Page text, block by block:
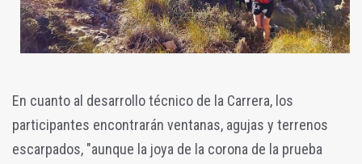
En cuanto al desarrollo técnico de la Carrera, los
participantes encontrarán ventanas, agujas y terrenos
escarpados, "aunque la joya de la corona de la prueba